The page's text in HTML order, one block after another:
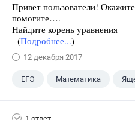
Привет пользователи!
помогите….
Найдите корень уравнения
(Подробнее...)
12 декабря 2017
ЕГЭ Математика
1 ответ